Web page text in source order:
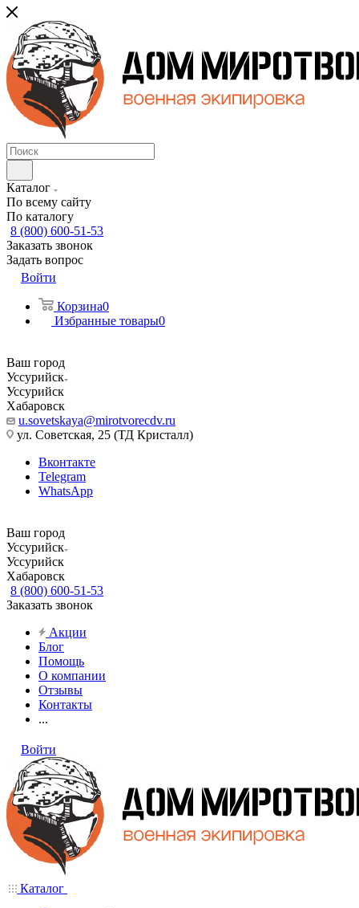
Каталог
По всему сайту
По каталогу
8 (800) 600-51-53
Заказать звонок
Задать вопрос
Войти
Корзина0
Избранные товары0
Ваш город
Уссурийск
Уссурийск
Хабаровск
u.sovetskaya@mirotvorecdv.ru
ул. Советская, 25 (ТД Кристалл)
Вконтакте
Telegram
WhatsApp
Ваш город
Уссурийск
Уссурийск
Хабаровск
8 (800) 600-51-53
Заказать звонок
Акции
Блог
Помощь
О компании
Отзывы
Контакты
...
Войти
Каталог